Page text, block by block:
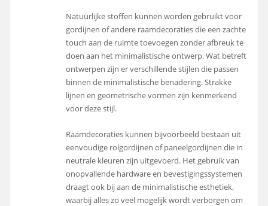
Natuurlijke stoffen kunnen worden gebruikt voor
gordijnen of andere raamdecoraties die een zachte
touch aan de ruimte toevoegen zonder afbreuk te
doen aan het minimalistische ontwerp. Wat betreft
ontwerpen zijn er verschillende stijlen die passen
binnen de minimalistische benadering. Strakke
lijnen en geometrische vormen zijn kenmerkend
voor deze stijl.
Raamdecoraties kunnen bijvoorbeeld bestaan uit
eenvoudige rolgordijnen of paneelgordijnen die in
neutrale kleuren zijn uitgevoerd. Het gebruik van
onopvallende hardware en bevestigingssystemen
draagt ook bij aan de minimalistische esthetiek,
waarbij alles zo veel mogelijk wordt verborgen om